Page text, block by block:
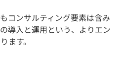
コンサルティング要素は含み
導入と運用という、よりエン
ます。